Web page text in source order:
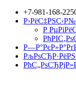
+7-981-168-
Р›РёС‡РЅС‹Р№
Р